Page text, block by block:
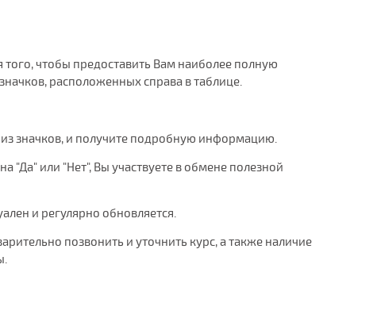
того, чтобы предоставить Вам наиболее полную
расположенных справа в таблице.
значков, и получите подробную информацию.
"Да" или "Нет", Вы участвуете в обмене полезной
и регулярно обновляется.
позвонить и уточнить курс, а также наличие